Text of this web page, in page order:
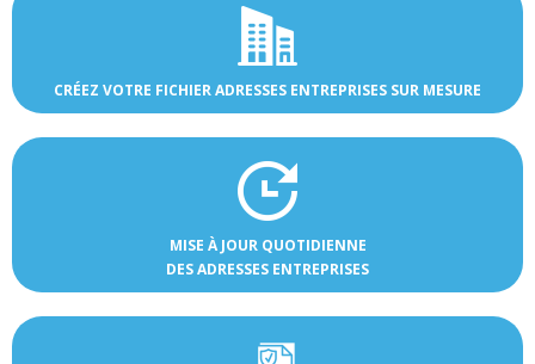
CRÉEZ VOTRE FICHIER ADRESSES ENTREPRISES SUR MESURE
MISE À JOUR QUOTIDIENNE
DES ADRESSES ENTREPRISES